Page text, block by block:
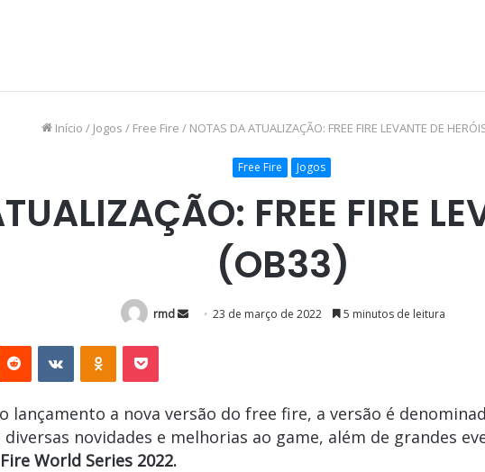
Início / Jogos / Free Fire / NOTAS DA ATUALIZAÇÃO: FREE FIRE LEVANTE DE
Free Fire Jogos
FREE FIRE
(OB33)
rmd
Mande23 de março de 2022 5 minutos de leitura
Reddit VK OK Pocket
lançamento a nova versão do free fire, a versão é
novidades e melhorias ao game, além de grandes
World Series 2022.